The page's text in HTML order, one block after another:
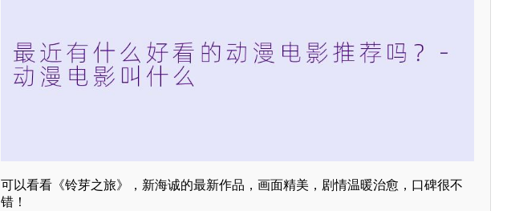
可以看看《铃芽之旅》，新海诚的最新作品，画面精美，剧情温暖治愈，口碑很不
错！